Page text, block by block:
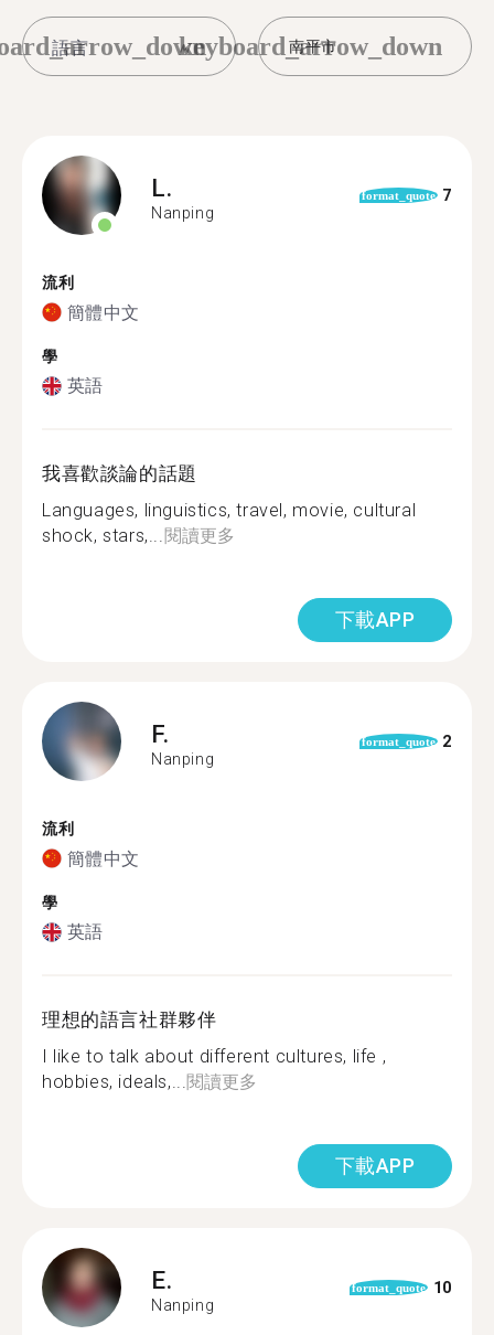
南平市
keyboard_arrow_down
L.
Nanping
format_quote 7
流利
簡體中文
學
英語
我喜歡談論的話題
Languages, linguistics, travel, movie, cultural
shock, stars,...閱讀更多
下載APP
F.
Nanping
format_quote 2
流利
簡體中文
學
英語
理想的語言社群夥伴
I like to talk about different cultures, life ,
hobbies, ideals,...閱讀更多
下載APP
E.
Nanping
format_quote 10